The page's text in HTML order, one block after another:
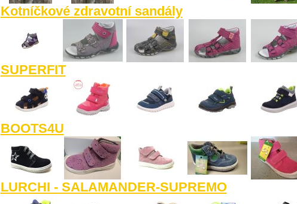
Kotníčkové zdravotní sandály
SUPERFIT
BOOTS4U
LURCHI - SALAMANDER-SUPREMO